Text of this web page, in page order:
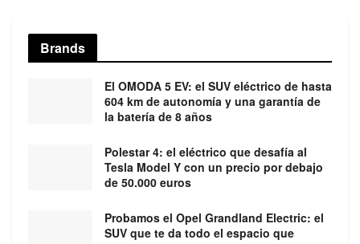
Brands
El OMODA 5 EV: el SUV eléctrico de hasta
604 km de autonomía y una garantía de
la batería de 8 años
Polestar 4: el eléctrico que desafía al
Tesla Model Y con un precio por debajo
de 50.000 euros
Probamos el Opel Grandland Electric: el
SUV que te da todo el espacio que